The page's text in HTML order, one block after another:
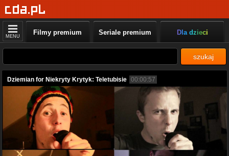
MENU Filmy premium Seriale premium Dla dzieci
szukaj
Dziemian for Niekryty Krytyk: Teletubisie 00:00:57